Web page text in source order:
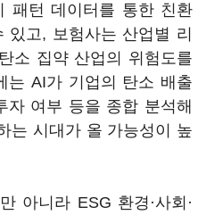
패턴 데이터를 통한 친환
고, 보험사는 산업별 리
소 집약 산업의 위험도를
는 AI가 기업의 탄소 배출
여부 등을 종합 분석해
는 시대가 올 가능성이 높
아니라 ESG 환경·사회·